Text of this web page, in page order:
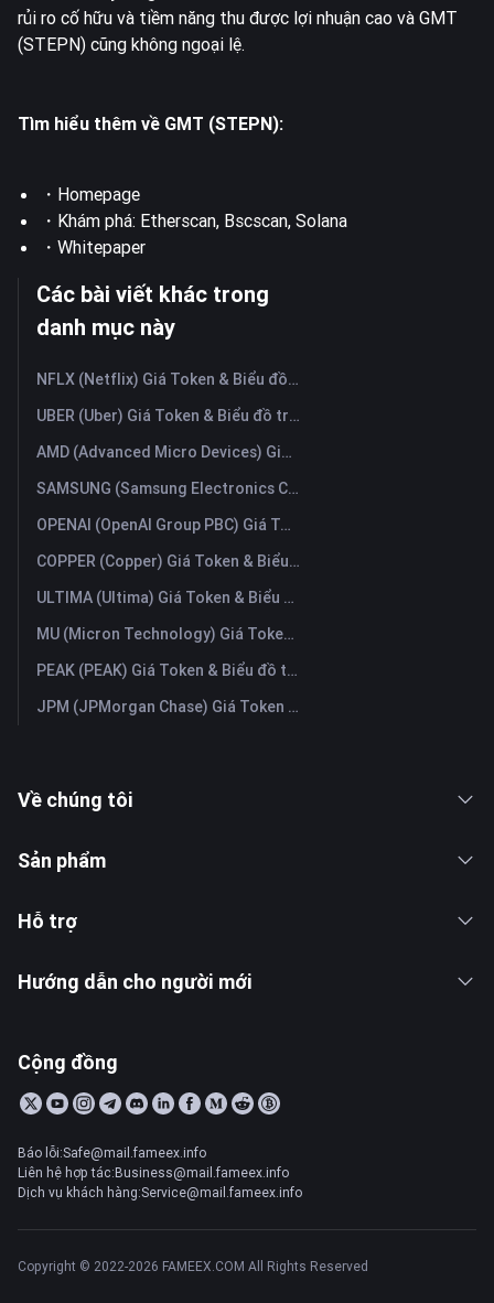
rủi ro cố hữu và tiềm năng thu được lợi nhuận cao và GMT
(STEPN) cũng không ngoại lệ.
Tìm hiểu thêm về GMT (STEPN):
・ Homepage
・Khám phá: Etherscan, Bscscan, Solana
・ Whitepaper
Các bài viết khác trong
danh mục này
NFLX (Netflix) Giá Token & Biểu đồ trực tiếp mới nhất
UBER (Uber) Giá Token & Biểu đồ trực tiếp mới nhất
AMD (Advanced Micro Devices) Giá Token & Biểu đồ trực tiếp mới nhất
SAMSUNG (Samsung Electronics Co., Ltd) Giá Token & Biểu đồ trực tiếp mới nhất
OPENAI (OpenAI Group PBC) Giá Token & Biểu đồ trực tiếp mới nhất
COPPER (Copper) Giá Token & Biểu đồ trực tiếp mới nhất
ULTIMA (Ultima) Giá Token & Biểu đồ trực tiếp mới nhất
MU (Micron Technology) Giá Token & Biểu đồ trực tiếp mới nhất
PEAK (PEAK) Giá Token & Biểu đồ trực tiếp mới nhất
JPM (JPMorgan Chase) Giá Token & Biểu đồ trực tiếp mới nhất
Về chúng tôi
Sản phẩm
Hỗ trợ
Hướng dẫn cho người mới
Cộng đồng
Báo lỗi:Safe@mail.fameex.info
Liên hệ hợp tác:Business@mail.fameex.info
Dịch vụ khách hàng:Service@mail.fameex.info
Copyright © 2022-2026 FAMEEX.COM All Rights Reserved